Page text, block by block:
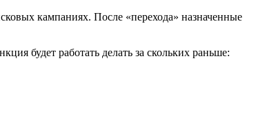
кампаниях. После «перехода» назначенные
будет работать делать за скольких раньше: